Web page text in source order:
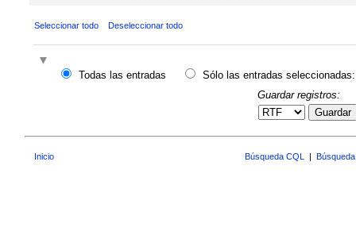
Seleccionar todo Deseleccionar todo
Todas las entradas
Sólo las entradas seleccionadas:
Guardar registros:
Guardar
Inicio Búsqueda CQL